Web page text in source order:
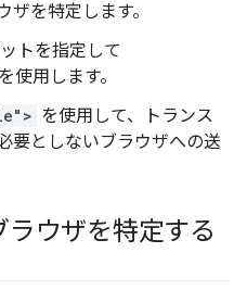
を特定します。
トを指定して
を使用します。
を使用して、トランス
要としないブラウザへの送
ウザを特定する